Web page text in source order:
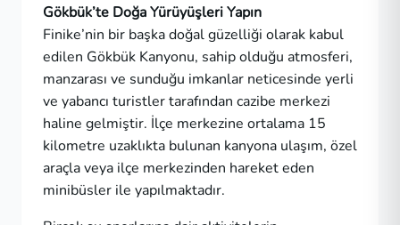
Gökbük’te Doğa Yürüyüşleri Yapın
Finike’nin bir başka doğal güzelliği olarak kabul
edilen Gökbük Kanyonu, sahip olduğu atmosferi,
manzarası ve sunduğu imkanlar neticesinde yerli
ve yabancı turistler tarafından cazibe merkezi
haline gelmiştir. İlçe merkezine ortalama 15
kilometre uzaklıkta bulunan kanyona ulaşım, özel
araçla veya ilçe merkezinden hareket eden
minibüsler ile yapılmaktadır.